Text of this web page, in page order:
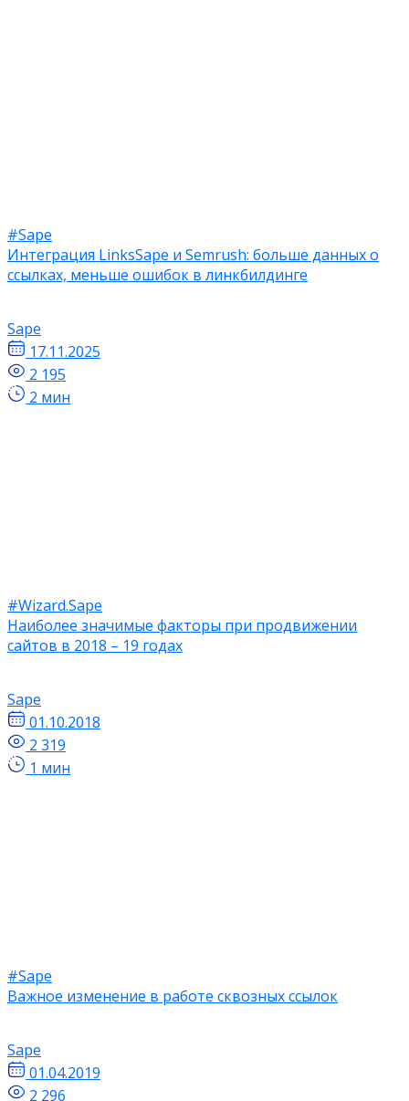
#Sape
Интеграция LinksSape и Semrush: больше данных о
ссылках, меньше ошибок в линкбилдинге
Sape
17.11.2025
2 195
2 мин
#Wizard.Sape
Наиболее значимые факторы при продвижении
сайтов в 2018 – 19 годах
Sape
01.10.2018
2 319
1 мин
#Sape
Важное изменение в работе сквозных ссылок
Sape
01.04.2019
2 296